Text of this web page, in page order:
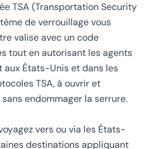
TSA (Transportation Security
de verrouillage vous
valise avec un code
tout en autorisant les agents
États-Unis et dans les
TSA, à ouvrir et
endommager la serrure.
vers ou via les États-
destinations appliquant